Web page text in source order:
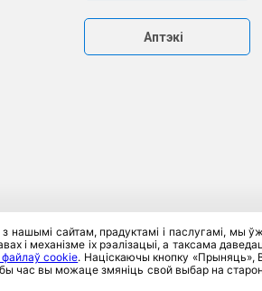
Аптэкі
нашымі сайтам, прадуктамі і паслугамі, мы
і механізме іх рэалізацыі, а таксама
файлаў cookie. Націскаючы кнопку «Прыняць»,
час вы можаце змяніць свой выбар на